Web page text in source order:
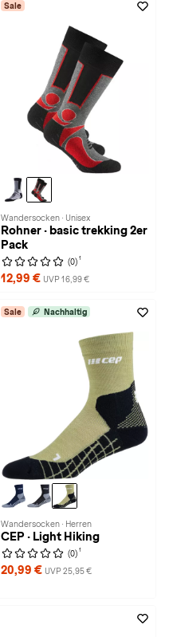
Sale
Wandersocken · Unisex
Rohner · basic trekking 2er
Pack
(0) 1
12,99 € UVP 16,99 €
Sale Nachhaltig
Wandersocken · Herren
CEP · Light Hiking
(0) 1
20,99 € UVP 25,95 €